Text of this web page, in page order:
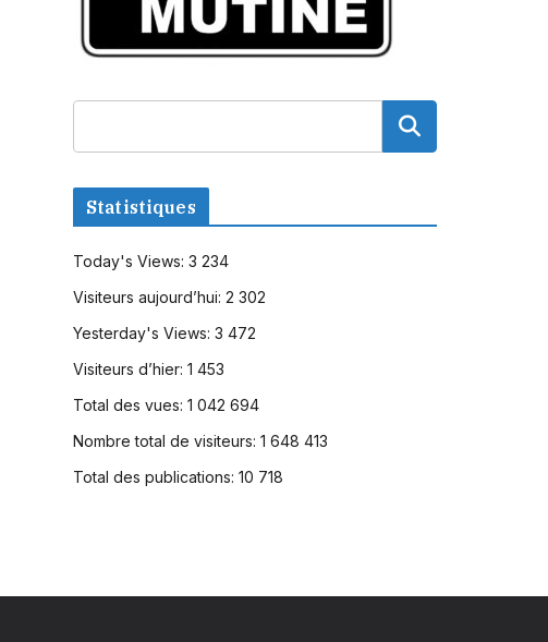
Statistiques
Today's Views: 3 234
Visiteurs aujourd’hui: 2 302
Yesterday's Views: 3 472
Visiteurs d’hier: 1 453
Total des vues: 1 042 694
Nombre total de visiteurs: 1 648 413
Total des publications: 10 718